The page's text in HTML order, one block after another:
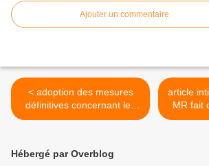
Ajouter un commentaire
< adoption des mesures
définitives concernant les
formalités de publication
article
MR fait
dans le
Hébergé par Overblog